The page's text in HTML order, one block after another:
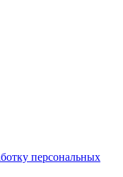
персональных